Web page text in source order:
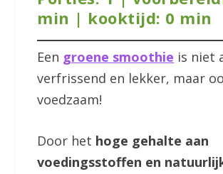
min | kooktijd: 0 min
Een groene smoothie is niet
verfrissend en lekker, maar
voedzaam!
Door het hoge gehalte aan
voedingsstoffen en